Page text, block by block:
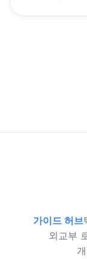
가이드 허브
외교부